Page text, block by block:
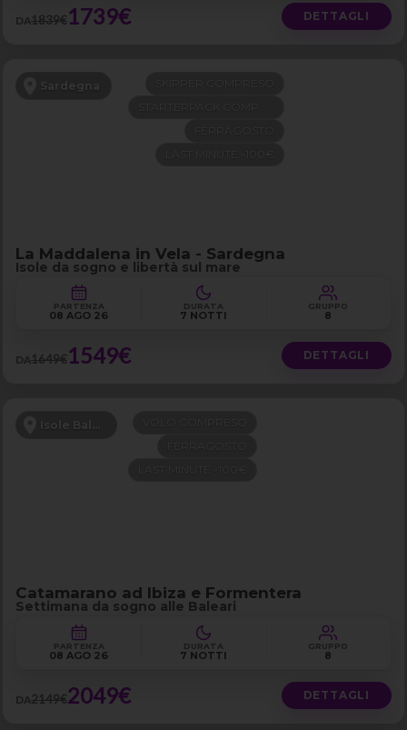
DA1839€1739€ DETTAGLI
Sardegna
La Maddalena in Vela - Sardegna
Isole da sogno e libertà sul mare
PARTENZA
08 AGO 26
DURATA
7 NOTTI
GRUPPO
8
DA1649€1549€ DETTAGLI
Isole Baleari
Catamarano ad Ibiza e Formentera
Settimana da sogno alle Baleari
PARTENZA
08 AGO 26
DURATA
7 NOTTI
GRUPPO
8
DA2149€2049€ DETTAGLI